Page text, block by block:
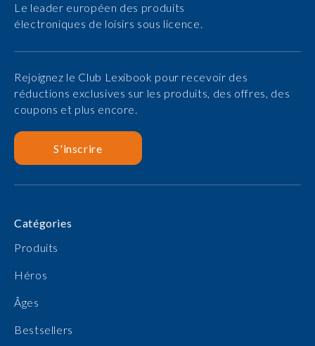
Le leader européen des produits
électroniques de loisirs sous licence.
Rejoignez le Club Lexibook pour recevoir des
réductions exclusives sur les produits, des offres, des
coupons et plus encore.
S'inscrire
Catégories
Produits
Héros
Âges
Bestsellers